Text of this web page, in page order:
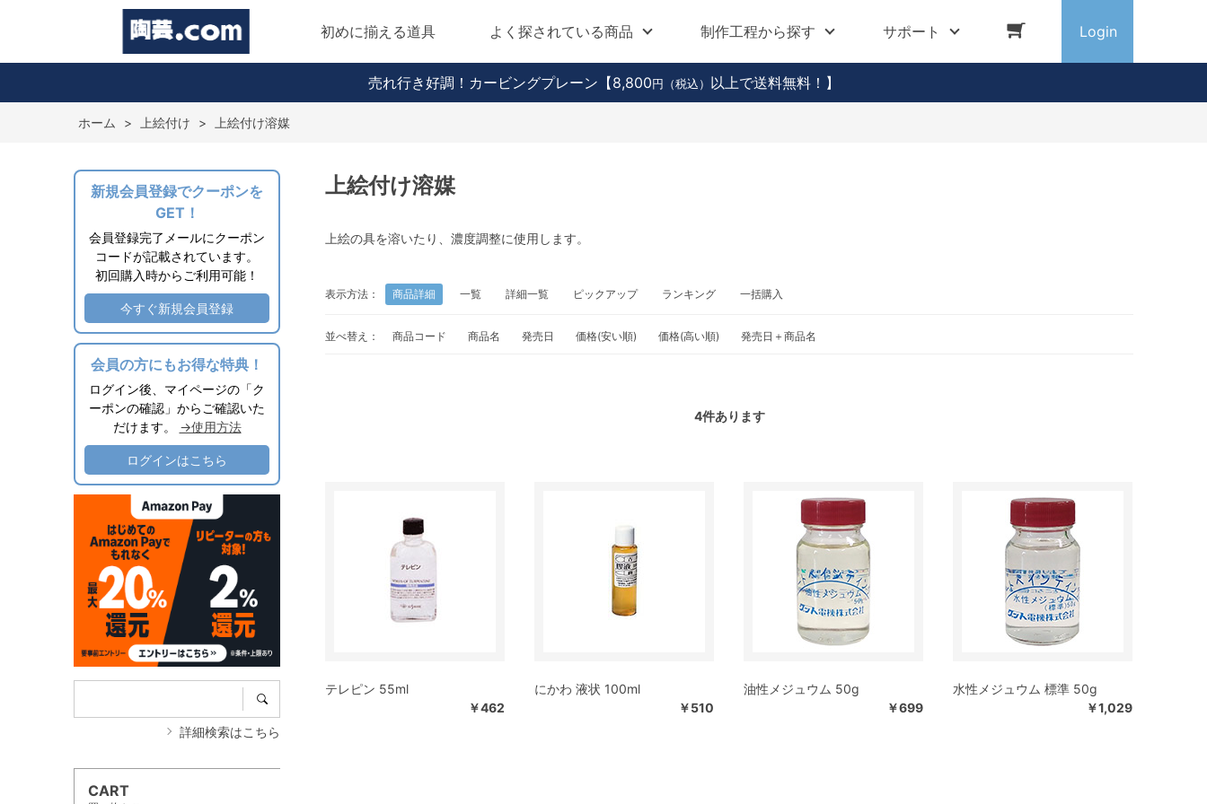
初めに揃える道具 よく探されている商品 制作工程から探す サポート Login
売れ行き好調！カービングプレーン 【8,800 円（税込） 以上で送料無料！】
ホーム > 上絵付け > 上絵付け溶媒
新規会員登録でクーポンを
GET！
会員登録完了メールにクーポン
コードが記載されています。
初回購入時からご利用可能！
今すぐ新規会員登録
会員の方にもお得な特典！
ログイン後、マイページの「ク
ーポンの確認」からご確認いた
だけます。 →使用方法
ログインはこちら
詳細検索はこちら
CART
上絵付け溶媒
上絵の具を溶いたり、濃度調整に使用します。
表示方法： 商品詳細 一覧 詳細一覧 ピックアップ ランキング 一括購入
並べ替え： 商品コード 商品名 発売日 価格(安い順) 価格(高い順) 発売日＋商品名
4件あります
テレピン 55ml
￥462
にかわ 液状 100ml
￥510
油性メジュウム 50g
￥699
水性メジュウム 標準 50g
￥1,029